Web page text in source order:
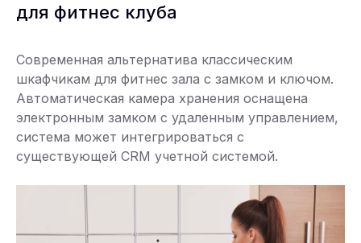
для фитнес клуба
Современная альтернатива классическим
шкафчикам для фитнес зала с замком и ключом.
Автоматическая камера хранения оснащена
электронным замком с удаленным управлением,
система может интегрироваться с
существующей CRM учетной системой.